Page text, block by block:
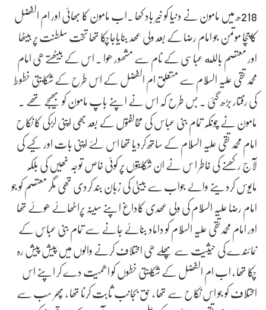
218ھ میں مامون نے دنیا کو خیر باد کھا .اب مامون کا بھائی اور ام الفضل
کاچچا موتمن جو امام رضا کے بعد ولی عھد بنایاجاچکا تھا تخت سلطنت پر بیٹھا
اور معتصم بالله عباسی کے نام سے مشھور ھوا . اس کے بیٹھتے ھی امام
محمد تقی علیہ السّلام سے متعلق ام الفضل کے اس طرح کے شکایتی خطوط
کی رفتار بڑھ گئی . جس طرح کہ اس نے اپنے باپ مامون کو بھیجے تھے .
مامون نے چونکہ تمام بنی عباس کی مخالفتوں کے بعد بھی اپنی لڑکی کا نکاح
امام محمد تقی علیہ السّلام کے ساتھ کردیا تھا اس لئے اپنی بات اور کیے کی
لآج رکھنے کی خاطر ا س نے ان شکایتوں پر کوئی خاص توجہ نھیں کی بلکہ
مایوس کردینے والے جواب سے بیٹی کی زبان بند کردی تھی مگر معتصم کو جو
امام رضا علیہ السّلام کی ولی عھدی کاداغ اپنے سینہ پراٹھائے ھوئے تھا
اور امام محمدتقی علیہ السّلام کو داماد بنائے جانے سے تمام بنی عباس کے
نمائندے کی حیثیت سے پھلے ھی اختلاف کرنے والوں میں پیش پیش رہ
چکا تھا ، اب ام الفضل کے شکایتی خطوں کو اھمیت دے کر اپنے اس
اختلاف کو جو اس نکاح سے تھا ، حق بجانب ثابت کرنا تھا , پھر سب سے